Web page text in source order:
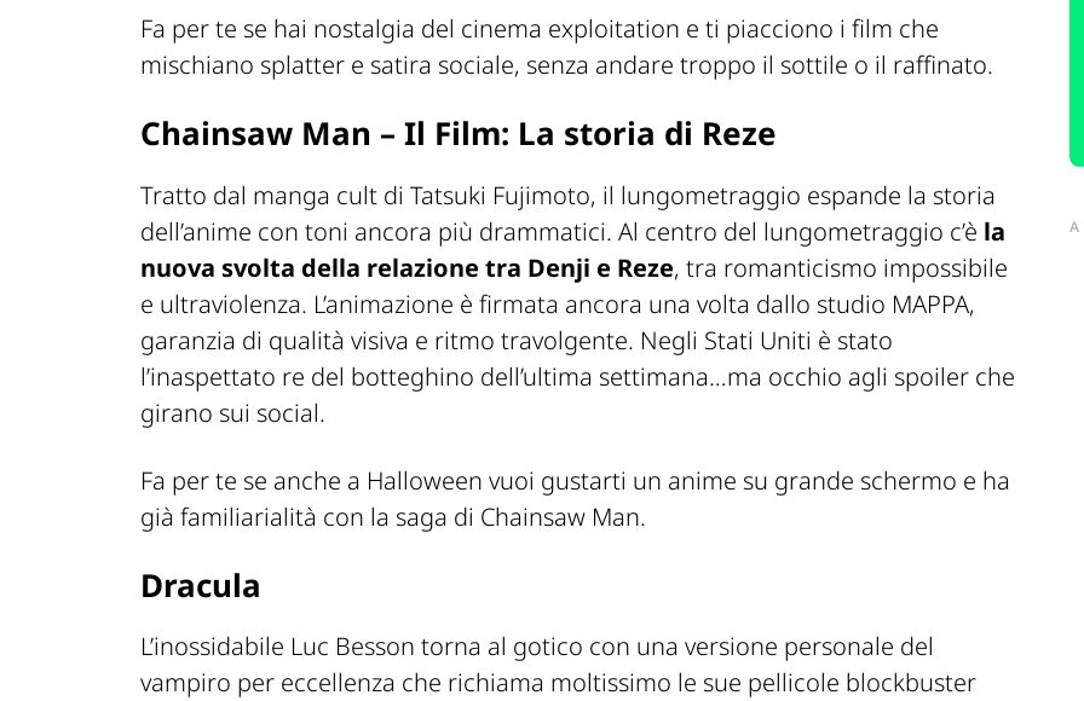
Fa per te se hai nostalgia del cinema exploitation e ti piacciono i film che
mischiano splatter e satira sociale, senza andare troppo il sottile o il raffinato.
Chainsaw Man – Il Film: La storia di Reze
Tratto dal manga cult di Tatsuki Fujimoto, il lungometraggio espande la storia
dell’anime con toni ancora più drammatici. Al centro del lungometraggio c’è la
nuova svolta della relazione tra Denji e Reze, tra romanticismo impossibile
e ultraviolenza. L’animazione è firmata ancora una volta dallo studio MAPPA,
garanzia di qualità visiva e ritmo travolgente. Negli Stati Uniti è stato
l’inaspettato re del botteghino dell’ultima settimana…ma occhio agli spoiler che
girano sui social.
Fa per te se anche a Halloween vuoi gustarti un anime su grande schermo e ha
già familiarialità con la saga di Chainsaw Man.
Dracula
L’inossidabile Luc Besson torna al gotico con una versione personale del
vampiro per eccellenza che richiama moltissimo le sue pellicole blockbuster